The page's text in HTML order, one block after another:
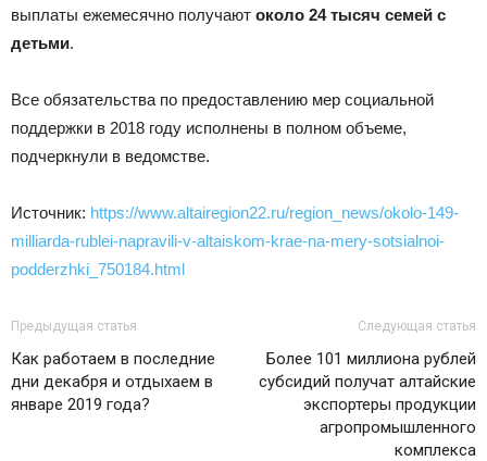
выплаты ежемесячно получают около 24 тысяч семей с
детьми.
Все обязательства по предоставлению мер социальной
поддержки в 2018 году исполнены в полном объеме,
подчеркнули в ведомстве.
Источник: https://www.altairegion22.ru/region_news/okolo-149-
milliarda-rublei-napravili-v-altaiskom-krae-na-mery-sotsialnoi-
podderzhki_750184.html
Предыдущая статья
Как работаем в последние
дни декабря и отдыхаем в
январе 2019 года?
Следующая статья
Более 101 миллиона рублей
субсидий получат алтайские
экспортеры продукции
агропромышленного
комплекса